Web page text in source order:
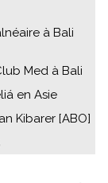
à Bali
Med à Bali
en Asie
Kibarer [ABO]